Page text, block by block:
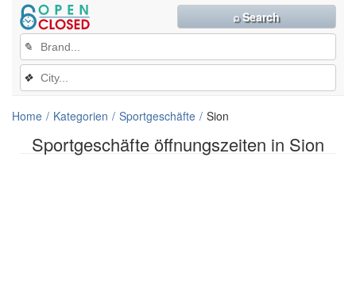
Sportgeschäfte öffnungszeiten in Sion
✎
❖
⌕ Search
Home Kategorien Sportgeschäfte Sion